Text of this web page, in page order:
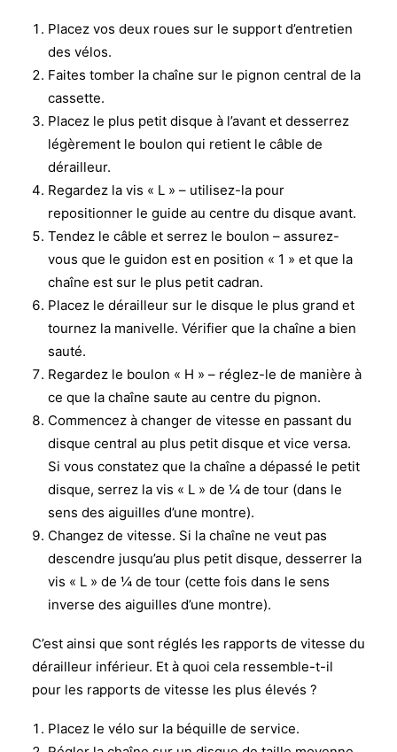
Placez vos deux roues sur le support d’entretien
des vélos.
Faites tomber la chaîne sur le pignon central de la
cassette.
Placez le plus petit disque à l’avant et desserrez
légèrement le boulon qui retient le câble de
dérailleur.
Regardez la vis « L » – utilisez-la pour
repositionner le guide au centre du disque avant.
Tendez le câble et serrez le boulon – assurez-
vous que le guidon est en position « 1 » et que la
chaîne est sur le plus petit cadran.
Placez le dérailleur sur le disque le plus grand et
tournez la manivelle. Vérifier que la chaîne a bien
sauté.
Regardez le boulon « H » – réglez-le de manière à
ce que la chaîne saute au centre du pignon.
Commencez à changer de vitesse en passant du
disque central au plus petit disque et vice versa.
Si vous constatez que la chaîne a dépassé le petit
disque, serrez la vis « L » de ¼ de tour (dans le
sens des aiguilles d’une montre).
Changez de vitesse. Si la chaîne ne veut pas
descendre jusqu’au plus petit disque, desserrer la
vis « L » de ¼ de tour (cette fois dans le sens
inverse des aiguilles d’une montre).
C’est ainsi que sont réglés les rapports de vitesse du
dérailleur inférieur. Et à quoi cela ressemble-t-il
pour les rapports de vitesse les plus élevés ?
Placez le vélo sur la béquille de service.